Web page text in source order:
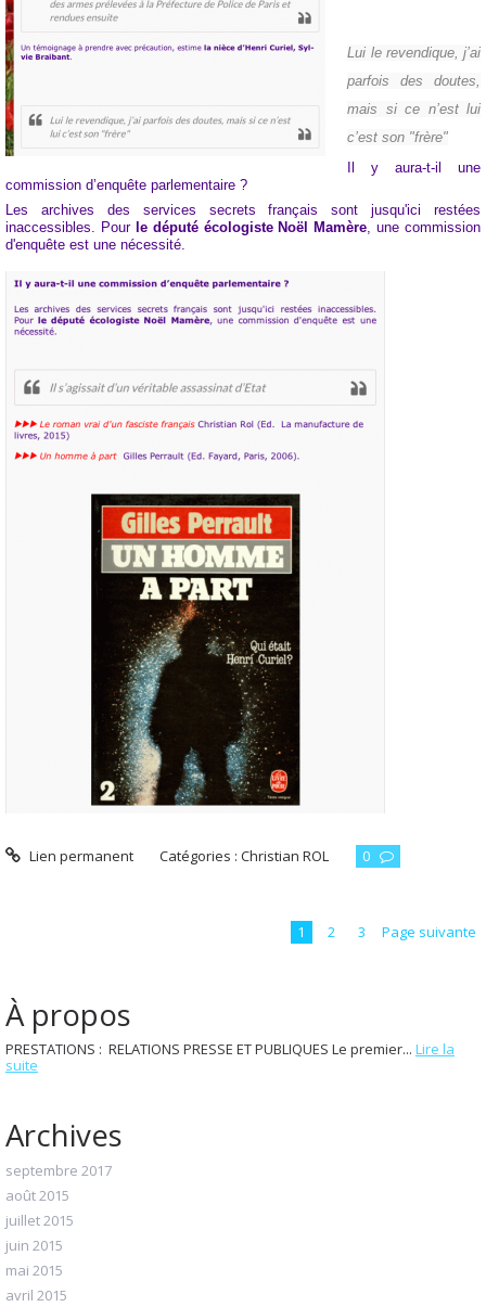
À propos
PRESTATIONS : RELATIONS PRESSE ET PUBLIQUES Le premier... Lire la
suite
Archives
septembre 2017
août 2015
juillet 2015
juin 2015
mai 2015
avril 2015
Lui le revendique, j’ai
parfois des doutes,
mais si ce n’est lui
c’est son "frère"
Il y aura-t-il une
commission d’enquête parlementaire ?
Les archives des services secrets français sont jusqu'ici restées
inaccessibles. Pour le député écologiste Noël Mamère , une commission
d'enquête est une nécessité.
Lien permanent Catégories :Christian ROL 0
1 2 3 Page suivante